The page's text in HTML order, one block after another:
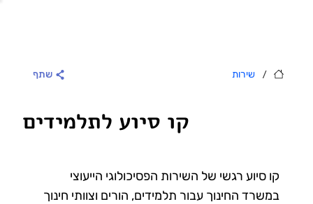
/ שירות
קו סיוע לתלמידים
שתף
קו סיוע רגשי של השירות הפסיכולוגי הייעוצי
במשרד החינוך עבור תלמידים, הורים וצוותי חינוך